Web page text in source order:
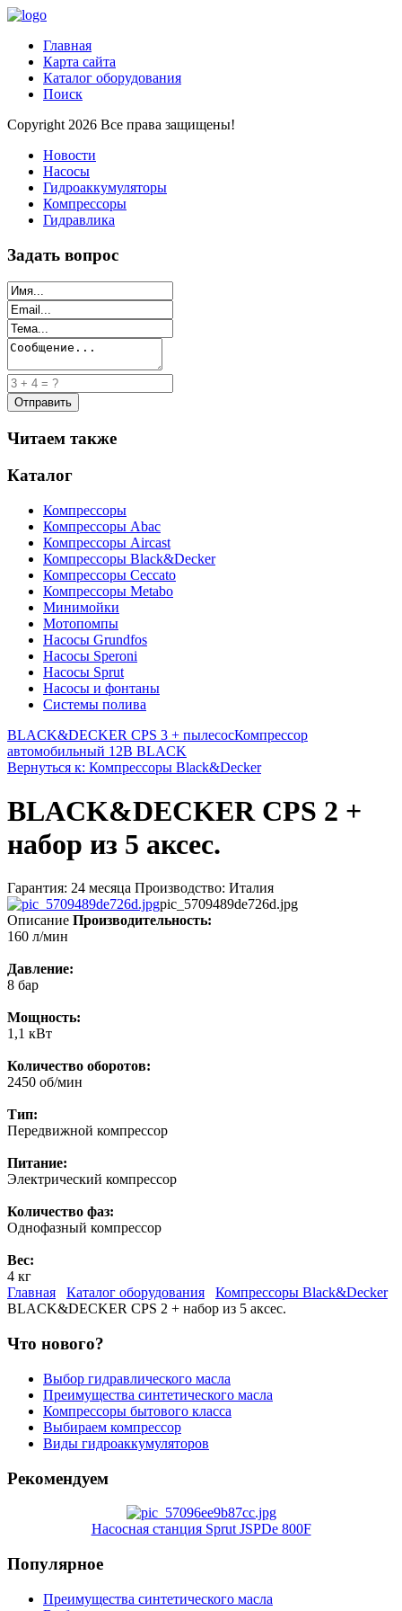
Главная
Карта сайта
Каталог оборудования
Поиск
Copyright 2026 Все права защищены!
Новости
Насосы
Гидроаккумуляторы
Компрессоры
Гидравлика
Задать вопрос
Читаем также
Каталог
Компрессоры
Компрессоры Abac
Компрессоры Aircast
Компрессоры Black&Decker
Компрессоры Ceccato
Компрессоры Metabo
Минимойки
Мотопомпы
Насосы Grundfos
Насосы Speroni
Насосы Sprut
Насосы и фонтаны
Системы полива
BLACK&DECKER CPS 3 + пылесосКомпрессор
автомобильный 12В BLACK
Вернуться к: Компрессоры Black&Decker
BLACK&DECKER CPS 2 +
набор из 5 аксес.
Гарантия: 24 месяца Производство: Италия
pic_5709489de726d.jpg
Описание Производительность:
160 л/мин
Давление:
8 бар
Мощность:
1,1 кВт
Количество оборотов:
2450 об/мин
Тип:
Передвижной компрессор
Питание:
Электрический компрессор
Количество фаз:
Однофазный компрессор
Вес:
4 кг
Главная
Каталог оборудования
Компрессоры Black&Decker
BLACK&DECKER CPS 2 + набор из 5 аксес.
Что нового?
Выбор гидравлического масла
Преимущества синтетического масла
Компрессоры бытового класса
Выбираем компрессор
Виды гидроаккумуляторов
Рекомендуем
Насосная станция Sprut JSPDe 800F
Популярное
Преимущества синтетического масла